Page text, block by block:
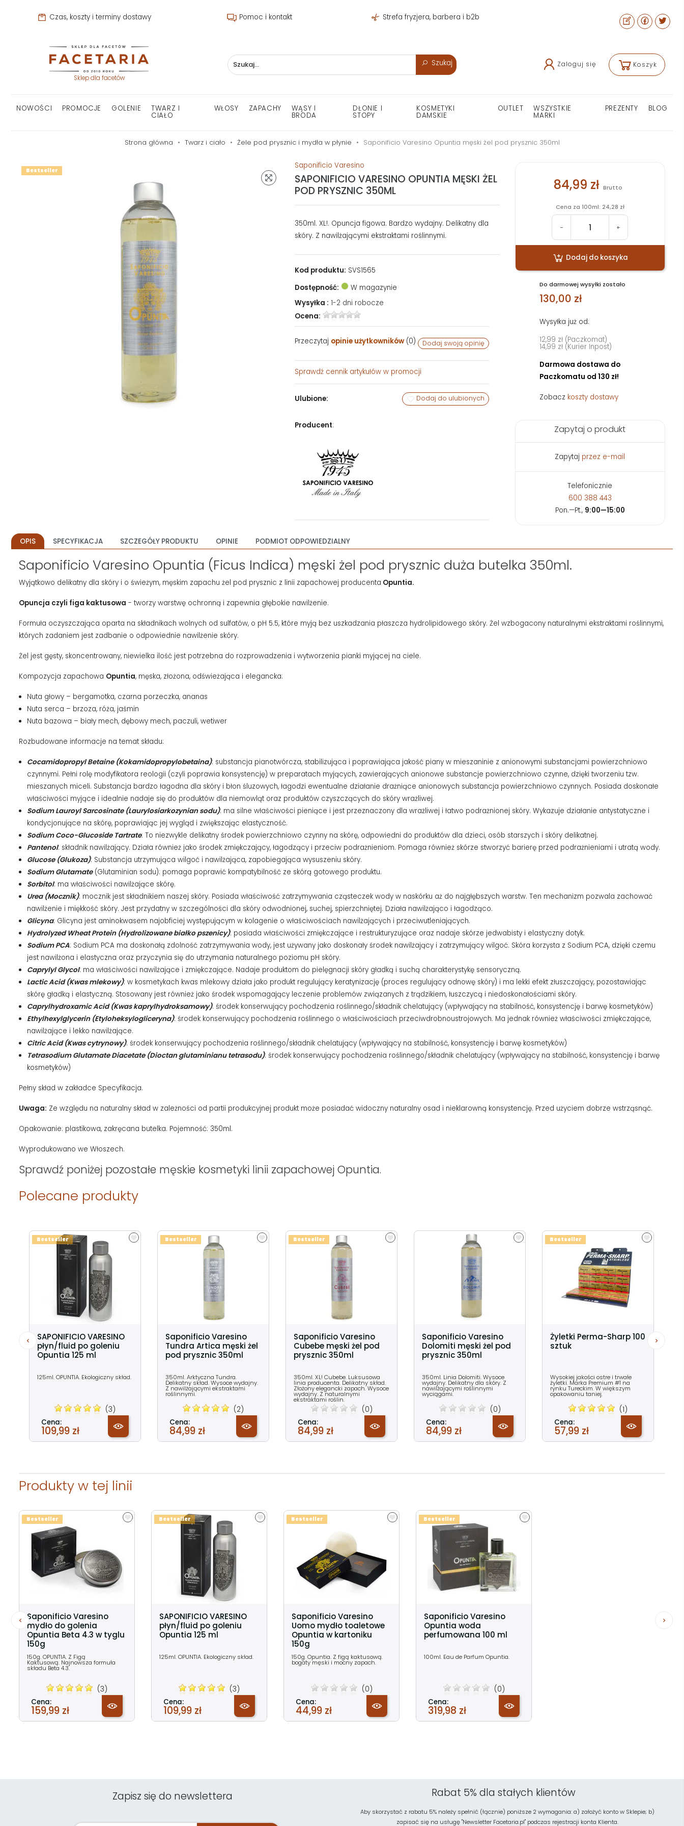
Czas, koszty i terminy dostawy Pomoc i kontakt Strefa fryzjera, barbera i b2b
Sklep dla facetów
Szukaj Zaloguj się Koszyk
NOWOŚCI PROMOCJE GOLENIE TWARZ I
CIAŁO
WŁOSY ZAPACHY WĄSY I
BRODA
DŁONIE I
STOPY
KOSMETYKI
DAMSKIE
OUTLET WSZYSTKIE
MARKI
PREZENTY BLOG
Strona główna Twarz i ciało Żele pod prysznic i mydła w płynie Saponificio Varesino Opuntia męski żel pod prysznic 350ml
Bestseller
Saponificio Varesino
SAPONIFICIO VARESINO OPUNTIA MĘSKI ŻEL
POD PRYSZNIC 350ML
350ml. XL!. Opuncja figowa. Bardzo wydajny. Delikatny dla
skóry. Z nawilżającymi ekstraktami roślinnymi.
Kod produktu: SVS1565
Dostępność:
W magazynie
Wysyłka : 1-2 dni robocze
Ocena:
Przeczytaj opinie użytkowników(0) Dodaj swoją opinię
Sprawdź cennik artykułów w promocji
Ulubione: Dodaj do ulubionych
Producent:
84,99 zł Brutto
Cena za 100ml: 24,28 zł
- +
Dodaj do koszyka
Do darmowej wysyłki zostało
130,00 zł
Wysyłka już od:
12,99 zł (Paczkomat)
14,99 zł (Kurier Inpost)
Darmowa dostawa do
Paczkomatu od 130 zł!
Zobacz koszty dostawy
Zapytaj o produkt
Zapytaj przez e-mail
Telefonicznie
600 388 443
Pon.—Pt., 9:00—15:00
OPIS SPECYFIKACJA SZCZEGÓŁY PRODUKTU OPINIE PODMIOT ODPOWIEDZIALNY
Saponificio Varesino Opuntia (Ficus Indica) męski żel pod prysznic duża butelka 350ml.
Wyjątkowo delikatny dla skóry i o świeżym, męskim zapachu żel pod prysznic z linii zapachowej producenta Opuntia.
Opuncja czyli figa kaktusowa - tworzy warstwę ochronną i zapewnia głębokie nawilżenie.
Formuła oczyszczająca oparta na składnikach wolnych od sulfatów, o pH 5.5, które myją bez uszkadzania płaszcza hydrolipidowego skóry. Żel wzbogacony naturalnymi ekstraktami roślinnymi,
których zadaniem jest zadbanie o odpowiednie nawilżenie skóry.
Żel jest gęsty, skoncentrowany, niewielka ilość jest potrzebna do rozprowadzenia i wytworzenia pianki myjącej na ciele.
Kompozycja zapachowa Opuntia, męska, złożona, odświeżająca i elegancka:
Nuta głowy – bergamotka, czarna porzeczka, ananas
Nuta serca – brzoza, róża, jaśmin
Nuta bazowa – biały mech, dębowy mech, paczuli, wetiwer
Rozbudowane informacje na temat składu:
Cocamidopropyl Betaine (Kokamidopropylobetaina): substancja pianotwórcza, stabilizująca i poprawiająca jakość piany w mieszaninie z anionowymi substancjami powierzchniowo
czynnymi. Pełni rolę modyfikatora reologii (czyli poprawia konsystencję) w preparatach myjących, zawierających anionowe substancje powierzchniowo czynne, dzięki tworzeniu tzw.
mieszanych miceli. Substancja bardzo łagodna dla skóry i błon śluzowych, łagodzi ewentualne działanie drażniące anionowych substancja powierzchniowo czynnych. Posiada doskonałe
właściwości myjące i idealnie nadaje się do produktów dla niemowląt oraz produktów czyszczących do skóry wrażliwej.
Sodium Lauroyl Sarcosinate (Laurylosiarkozynian sodu): ma silne właściwości pieniące i jest przeznaczony dla wrażliwej i łatwo podrażnionej skóry. Wykazuje działanie antystatyczne i
kondycjonujące na skórę, poprawiając jej wygląd i zwiększając elastyczność.
Sodium Coco-Glucoside Tartrate: To niezwykle delikatny środek powierzchniowo czynny na skórę, odpowiedni do produktów dla dzieci, osób starszych i skóry delikatnej.
Pantenol: składnik nawilżający. Działa również jako środek zmiękczający, łagodzący i przeciw podrażnieniom. Pomaga również skórze stworzyć barierę przed podrażnieniami i utratą wody.
Glucose (Glukoza): Substancja utrzymująca wilgoć i nawilżająca, zapobiegająca wysuszeniu skóry.
Sodium Glutamate(Glutaminian sodu): pomaga poprawić kompatybilność ze skórą gotowego produktu.
Sorbitol: ma właściwości nawilżające skórę.
Urea (Mocznik): mocznik jest składnikiem naszej skóry. Posiada właściwość zatrzymywania cząsteczek wody w naskórku aż do najgłębszych warstw. Ten mechanizm pozwala zachować
nawilżenie i miękkość skóry. Jest przydatny w szczególności dla skóry odwodnionej, suchej, spierzchniętej. Działa nawilżająco i łagodząco.
Glicyna: Glicyna jest aminokwasem najobficiej występującym w kolagenie o właściwościach nawilżających i przeciwutleniających.
Hydrolyzed Wheat Protein (Hydrolizowane białko pszenicy): posiada właściwości zmiękczające i restrukturyzujące oraz nadaje skórze jedwabisty i elastyczny dotyk.
Sodium PCA: Sodium PCA ma doskonałą zdolność zatrzymywania wody, jest używany jako doskonały środek nawilżający i zatrzymujący wilgoć. Skóra korzysta z Sodium PCA, dzięki czemu
jest nawilżona i elastyczna oraz przyczynia się do utrzymania naturalnego poziomu pH skóry.
Caprylyl Glycol: ma właściwości nawilżające i zmiękczające. Nadaje produktom do pielęgnacji skóry gładką i suchą charakterystykę sensoryczną.
Lactic Acid (Kwas mlekowy): w kosmetykach kwas mlekowy działa jako produkt regulujący keratynizację (proces regulujący odnowę skóry) i ma lekki efekt złuszczający, pozostawiając
skórę gładką i elastyczną. Stosowany jest również jako środek wspomagający leczenie problemów związanych z trądzikiem, łuszczycą i niedoskonałościami skóry.
Caprylhydroxamic Acid (Kwas kaprylhydroksamowy): środek konserwujący pochodzenia roślinnego/składnik chelatujący (wpływający na stabilność, konsystencję i barwę kosmetyków)
Ethylhexylglycerin (Etyloheksylogliceryna): środek konserwujący pochodzenia roślinnego o właściwościach przeciwdrobnoustrojowych. Ma jednak również właściwości zmiękczające,
nawilżające i lekko nawilżające.
Citric Acid (Kwas cytrynowy): środek konserwujący pochodzenia roślinnego/składnik chelatujący (wpływający na stabilność, konsystencję i barwę kosmetyków)
Tetrasodium Glutamate Diacetate (Dioctan glutaminianu tetrasodu): środek konserwujący pochodzenia roślinnego/składnik chelatujący (wpływający na stabilność, konsystencję i barwę
kosmetyków)
Pełny skład w zakładce Specyfikacja.
Uwaga: Ze względu na naturalny skład w zależności od partii produkcyjnej produkt może posiadać widoczny naturalny osad i nieklarowną konsystencję. Przed użyciem dobrze wstrząsnąć.
Opakowanie: plastikowa, zakręcana butelka. Pojemność: 350ml.
Wyprodukowano we Włoszech.
Sprawdź poniżej pozostałe męskie kosmetyki linii zapachowej Opuntia.
Polecane produkty
SAPONIFICIO VARESINO
płyn/fluid po goleniu
Opuntia 125 ml
125ml. OPUNTIA. Ekologiczny skład.
(3)
Cena:
109,99 zł
Bestseller
Saponificio Varesino
Tundra Artica męski żel
pod prysznic 350ml
350ml. Arktyczna Tundra.
Delikatny skład. Wysoce wydajny.
Z nawilżającymi ekstraktami
roślinnymi.
(2)
Cena:
84,99 zł
Bestseller
Saponificio Varesino
Cubebe męski żel pod
prysznic 350ml
350ml. XL! Cubebe. Luksusowa
linia producenta. Delikatny skład.
Złożony elegancki zapach. Wysoce
wydajny. Z naturalnymi
ekstraktami roślin.
(0)
Cena:
84,99 zł
Bestseller
Saponificio Varesino
Dolomiti męski żel pod
prysznic 350ml
350ml. Linia Dolomiti. Wysoce
wydajny. Delikatny dla skóry. Z
nawilżającymi roślinnymi
wyciągami.
(0)
Cena:
84,99 zł
Żyletki Perma-Sharp 100
sztuk
Wysokiej jakości ostre i trwałe
żyletki. Marka Premium #1 na
rynku Tureckim. W większym
opakowaniu taniej.
(1)
Cena:
57,99 zł
Bestseller
Produkty w tej linii
Saponificio Varesino
mydło do golenia
Opuntia Beta 4.3 w tyglu
150g
150g. OPUNTIA. Z Figą
Kaktusową. Najnowsza formuła
składu Beta 4.3.
(3)
Cena:
159,99 zł
Bestseller
SAPONIFICIO VARESINO
płyn/fluid po goleniu
Opuntia 125 ml
125ml. OPUNTIA. Ekologiczny skład.
(3)
Cena:
109,99 zł
Bestseller
Saponificio Varesino
Uomo mydło toaletowe
Opuntia w kartoniku
150g
150g. Opuntia. Z figą kaktusową.
bogaty męski i mocny zapach.
(0)
Cena:
44,99 zł
Bestseller
Saponificio Varesino
Opuntia woda
perfumowana 100 ml
100ml. Eau de Parfum Opuntia.
(0)
Cena:
319,98 zł
Bestseller
Zapisz się do newslettera Rabat 5% dla stałych klientów
Aby skorzystać z rabatu 5% należy spełnić (łącznie) poniższe 2 wymagania: a) założyć konto w Sklepie; b)
zapisać się na usługę "Newsletter Facetaria.pl" podczas rejestracji konta Klienta.